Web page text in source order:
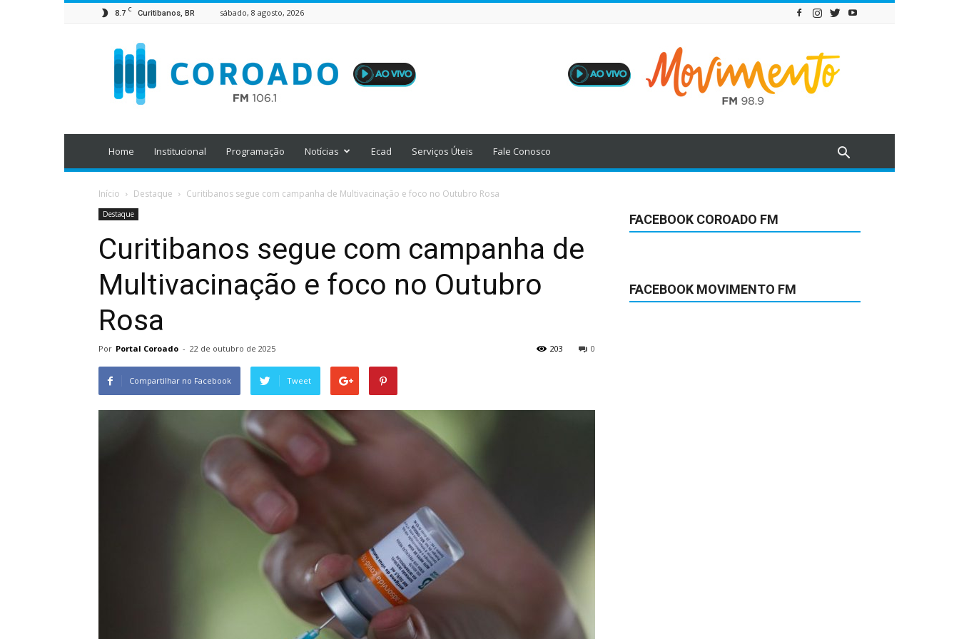
8.7 C Curitibanos, BR sábado, 8 agosto, 2026
Home Institucional Programação Notícias Ecad Serviços Úteis Fale Conosco
Início Destaque Curitibanos segue com campanha de Multivacinação e foco no Outubro Rosa
Destaque
Curitibanos segue com campanha de
Multivacinação e foco no Outubro
Rosa
Por Portal Coroado - 22 de outubro de 2025 0
203
Compartilhar no Facebook Tweet
FACEBOOK COROADO FM
FACEBOOK MOVIMENTO FM